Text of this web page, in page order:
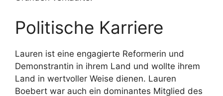
Politische Karriere
Lauren ist eine engagierte Reformerin und
Demonstrantin in ihrem Land und wollte ihrem
Land in wertvoller Weise dienen. Lauren
Boebert war auch ein dominantes Mitglied des